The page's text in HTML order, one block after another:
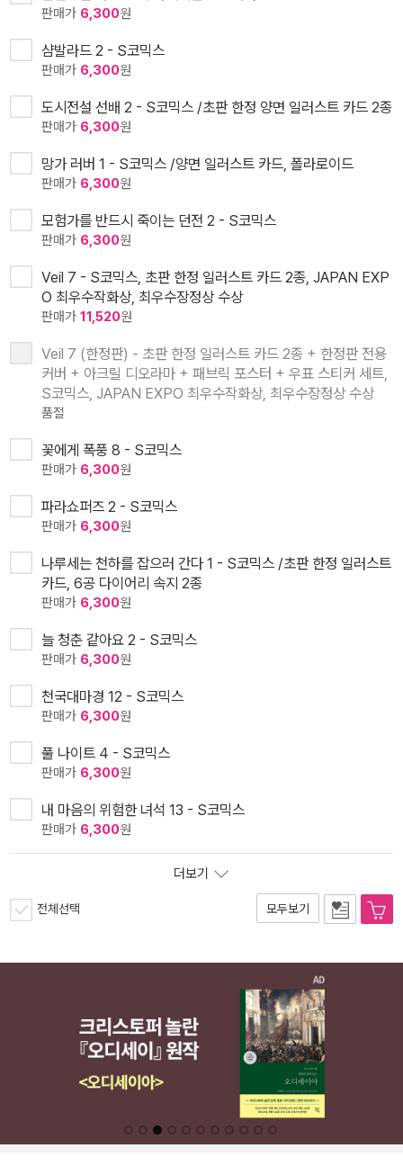
판매가 6,300원
샴발라드 2 - S코믹스
판매가 6,300원
도시전설 선배 2 - S코믹스 /초판 한정 양면 일러스트 카드 2종
판매가 6,300원
망가 러버 1 - S코믹스 /양면 일러스트 카드, 폴라로이드
판매가 6,300원
모험가를 반드시 죽이는 던전 2 - S코믹스
판매가 6,300원
Veil 7 - S코믹스, 초판 한정 일러스트 카드 2종, JAPAN EXP
O 최우수작화상, 최우수장정상 수상
판매가 11,520원
Veil 7 (한정판) - 초판 한정 일러스트 카드 2종 + 한정판 전용
커버 + 아크릴 디오라마 + 패브릭 포스터 + 우표 스티커 세트,
S코믹스, JAPAN EXPO 최우수작화상, 최우수장정상 수상
품절
꽃에게 폭풍 8 - S코믹스
판매가 6,300원
파라쇼퍼즈 2 - S코믹스
판매가 6,300원
나루세는 천하를 잡으러 간다 1 - S코믹스 /초판 한정 일러스트
카드, 6공 다이어리 속지 2종
판매가 6,300원
늘 청춘 같아요 2 - S코믹스
판매가 6,300원
천국대마경 12 - S코믹스
판매가 6,300원
풀 나이트 4 - S코믹스
판매가 6,300원
내 마음의 위험한 녀석 13 - S코믹스
판매가 6,300원
더보기
전체선택 모두보기